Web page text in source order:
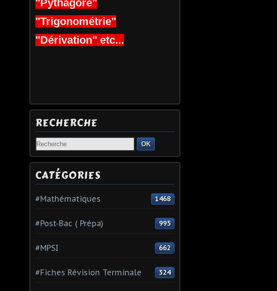
"Pythagore"
"Trigonométrie"
"Dérivation" etc...
RECHERCHE
OK
CATÉGORIES
#Mathématiques 1468
#Post-Bac ( Prépa) 995
#MPSI 662
#Fiches Révision Terminale 324